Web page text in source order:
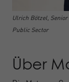
Ulrich Bötzel,
Public Sector
Über